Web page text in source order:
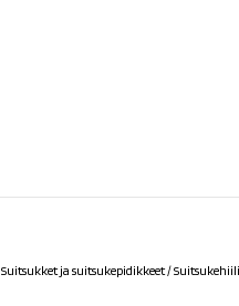
Suitsukket ja suitsukepidikkeet/ Suitsukehiili